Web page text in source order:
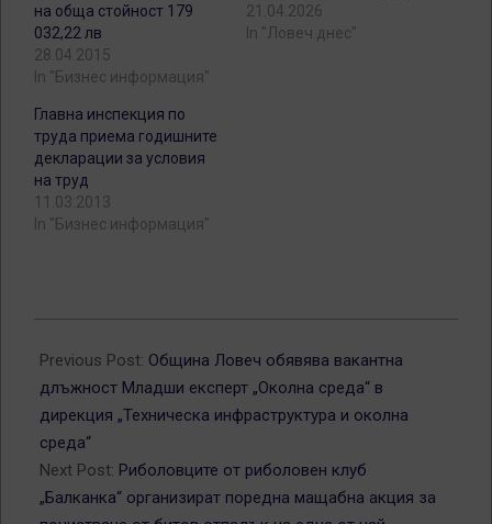
на обща стойност 179
032,22 лв
28.04.2015
In "Бизнес информация"
21.04.2026
In "Ловеч днес"
Главна инспекция по
труда приема годишните
декларации за условия
на труд
11.03.2013
In "Бизнес информация"
04-
24
Previous Post: Община Ловеч обявява вакантна
длъжност Младши експерт „Околна среда“ в
дирекция „Техническа инфраструктура и околна
среда“
Next Post: Риболовците от риболовен клуб
„Балканка“ организират поредна мащабна акция за